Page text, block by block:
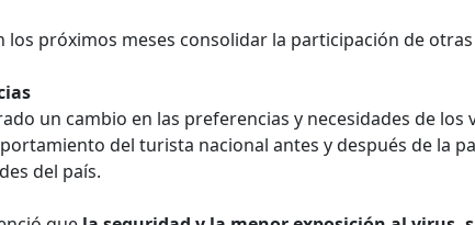
los próximos meses consolidar la participación de
un cambio en las preferencias y necesidades de
del turista nacional antes y después de la
del país.